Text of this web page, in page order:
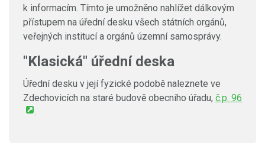
k informacím. Tímto je umožněno nahlížet dálkovým
přístupem na úřední desku všech státních orgánů,
veřejných institucí a orgánů územní samosprávy.
"Klasická" úřední deska
Úřední desku v její fyzické podobě naleznete ve
Zdechovicích na staré budově obecního úřadu, č.p. 96
.